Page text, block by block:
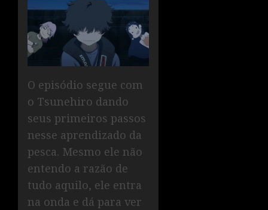
O episódio segue com
o Tsunehiro dando
seus primeiros passos
nesse aprendizado da
pesca. Mesmo ele não
entendo a razão de
tudo aquilo, ele entra
na onda e dá para ver